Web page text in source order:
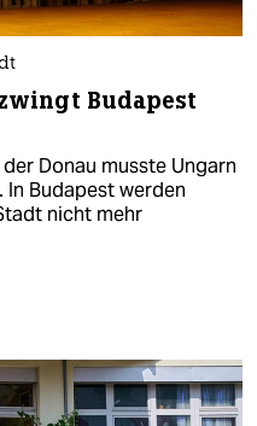
Budapest
Donau musste Ungarn
Budapest werden
nicht mehr